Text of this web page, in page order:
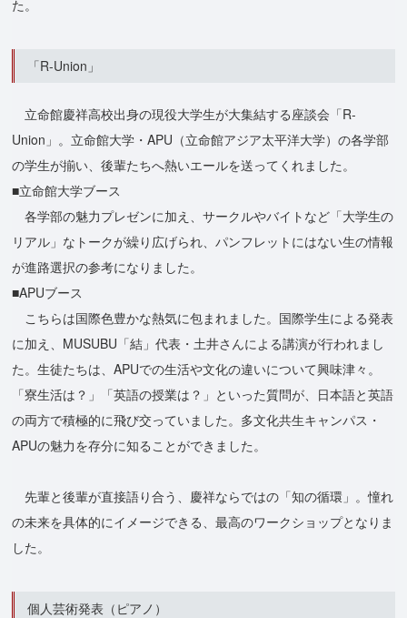
た。
「R-Union」
立命館慶祥高校出身の現役大学生が大集結する座談会「R-
Union」。立命館大学・APU（立命館アジア太平洋大学）の各学部
の学生が揃い、後輩たちへ熱いエールを送ってくれました。
■立命館大学ブース
各学部の魅力プレゼンに加え、サークルやバイトなど「大学生の
リアル」なトークが繰り広げられ、パンフレットにはない生の情報
が進路選択の参考になりました。
■APUブース
こちらは国際色豊かな熱気に包まれました。国際学生による発表
に加え、MUSUBU「結」代表・土井さんによる講演が行われまし
た。生徒たちは、APUでの生活や文化の違いについて興味津々。
「寮生活は？」「英語の授業は？」といった質問が、日本語と英語
の両方で積極的に飛び交っていました。多文化共生キャンパス・
APUの魅力を存分に知ることができました。
先輩と後輩が直接語り合う、慶祥ならではの「知の循環」。憧れ
の未来を具体的にイメージできる、最高のワークショップとなりま
した。
個人芸術発表（ピアノ）